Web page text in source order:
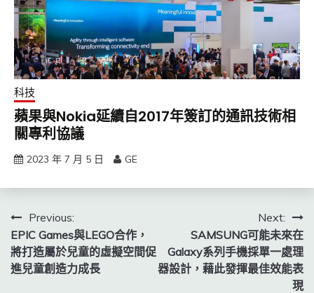
科技
蘋果與Nokia延續自2017年簽訂的通訊技術相
關專利協議
2023 年 7 月 5 日 GE
文
章
導
Previous:
EPIC Games與LEGO合作，
將打造屬於兒童的虛擬空間促
進兒童創造力成長
Next:
SAMSUNG可能未來在
Galaxy系列手機採單一處理
器設計，藉此發揮最佳效能表
現